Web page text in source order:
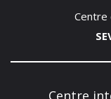
Centre
Centre